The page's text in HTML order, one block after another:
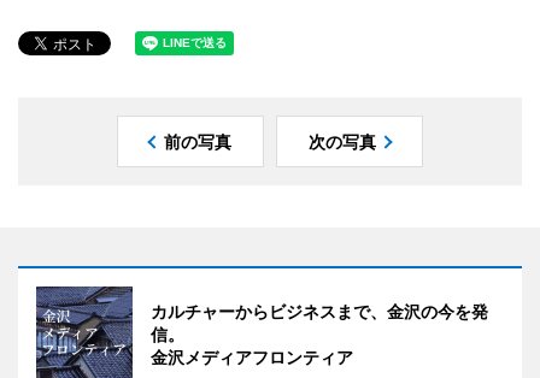
前の写真 次の写真
カルチャーからビジネスまで、金沢の今を発
信。
金沢メディアフロンティア